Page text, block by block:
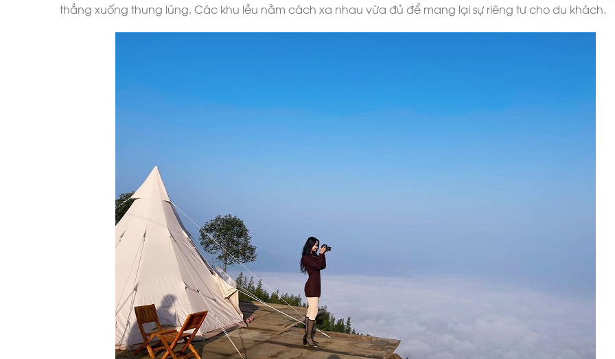
thẳng xuống thung lũng. Các khu lều nằm cách xa nhau vừa đủ để mang lại sự riêng tư cho du khách.